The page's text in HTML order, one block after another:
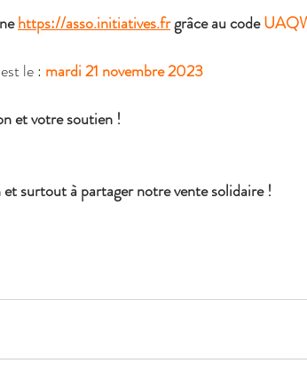
https://asso.initiatives.fr grâce au code
le : mardi 21 novembre 2023
et votre soutien !
surtout à partager notre vente solidaire !